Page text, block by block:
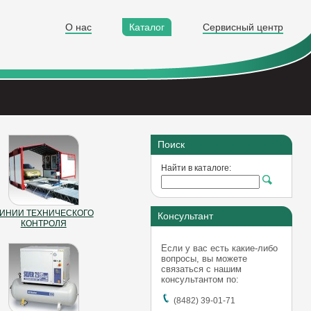
О нас Каталог Сервисный центр
ТЕХНИЧЕСКОГО
КОНТРОЛЯ
Поиск
Найти в каталоге:
Консультант
Если у вас есть какие-либо
вопросы, вы можете
связаться с нашим
консультантом по:
(8482) 39-01-71